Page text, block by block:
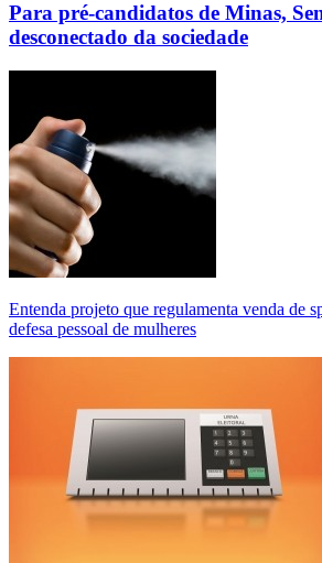
Para pré-candidatos de Minas,
desconectado da sociedade
Entenda projeto que regulamenta venda de
defesa pessoal de mulheres